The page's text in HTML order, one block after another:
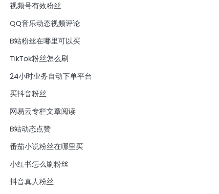
视频号有效粉丝
QQ音乐动态视频评论
B站粉丝在哪里可以买
TikTok粉丝怎么刷
24小时业务自动下单平台
买抖音粉丝
网易云专栏文章阅读
B站动态点赞
番茄小说粉丝在哪里买
小红书怎么刷粉丝
抖音真人粉丝